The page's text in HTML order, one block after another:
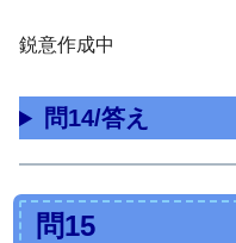
鋭意作成中
問14/答え
問15